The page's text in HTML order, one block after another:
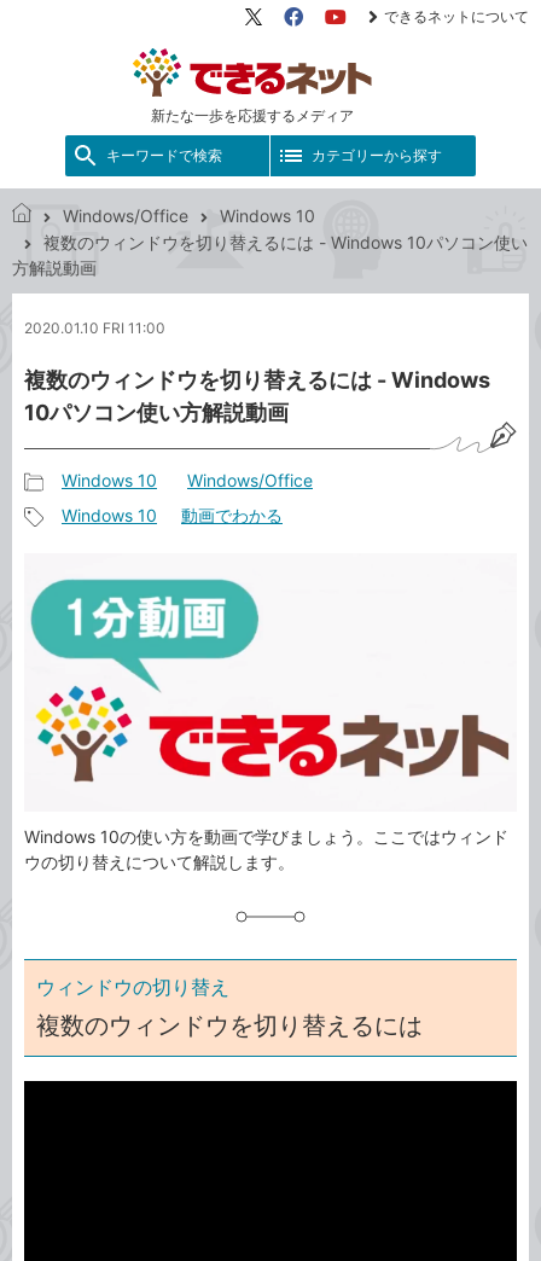
新たな一歩を応援するメディア
X（旧
FacebookYouTube
できるネットについて
キーワードで検索 カテゴリーから探す
で
き
ッ
Windows/Office
Windows 10
複数のウィンドウを切り替えるには - Windows 10パソコン使い
方解説動画
2020.01.10 FRI 11:00
複数のウィンドウを切り替えるには - Windows
10パソコン使い方解説動画
事
テ
リ
Windows 10 Windows/Office
タ
Windows 10 動画でわかる
Windows 10の使い方を動画で学びましょう。ここではウィンド
ウの切り替えについて解説します。
ウィンドウの切り替え
複数のウィンドウを切り替えるには